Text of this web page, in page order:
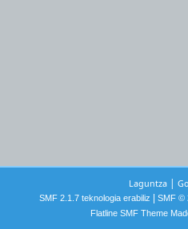
Laguntza |
SMF 2.1.7 teknologia erabiliz
SMF ©
Flatline SMF Theme